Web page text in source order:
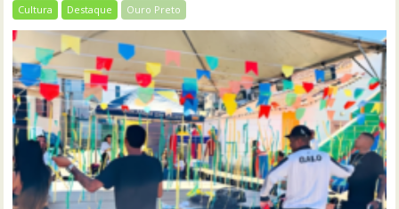
Cultura Destaque Ouro Preto